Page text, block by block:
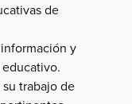
de
y
trabajo de